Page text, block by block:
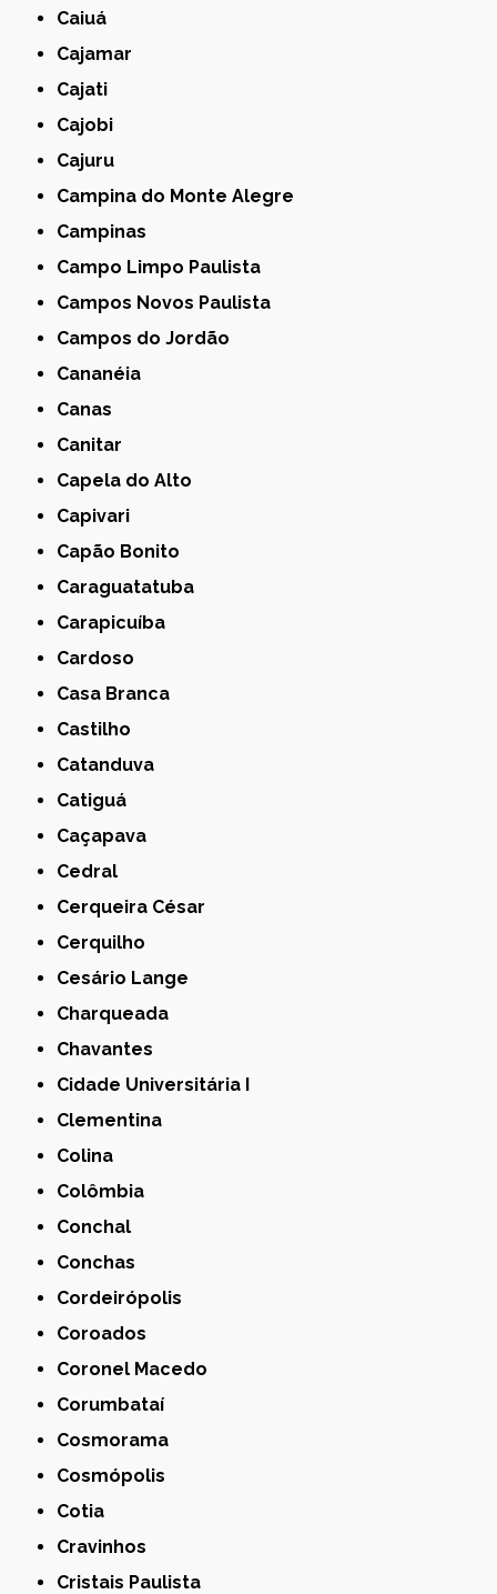
Caiuá
Cajamar
Cajati
Cajobi
Cajuru
Campina do Monte Alegre
Campinas
Campo Limpo Paulista
Campos Novos Paulista
Campos do Jordão
Cananéia
Canas
Canitar
Capela do Alto
Capivari
Capão Bonito
Caraguatatuba
Carapicuíba
Cardoso
Casa Branca
Castilho
Catanduva
Catiguá
Caçapava
Cedral
Cerqueira César
Cerquilho
Cesário Lange
Charqueada
Chavantes
Cidade Universitária I
Clementina
Colina
Colômbia
Conchal
Conchas
Cordeirópolis
Coroados
Coronel Macedo
Corumbataí
Cosmorama
Cosmópolis
Cotia
Cravinhos
Cristais Paulista